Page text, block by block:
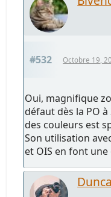
#532 Octobre 19,
Oui, magnifique
défaut dès la PO
des couleurs est
Son utilisation
et OIS en font